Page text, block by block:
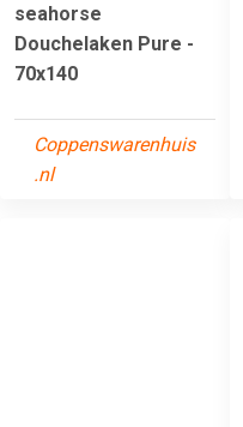
seahorse
Douchelaken Pure -
70x140
Coppenswarenhuis
.nl